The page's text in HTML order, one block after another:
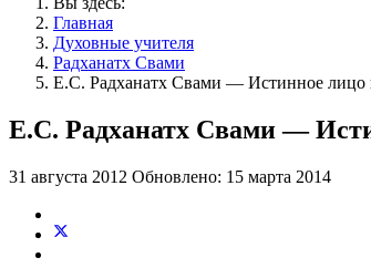
Главная
Духовные учителя
Радханатх Свами
Е.С. Радханатх Свами — Истинное лицо
Е.С. Радханатх Свами —
31 августа 2012 Обновлено: 15 марта 2014